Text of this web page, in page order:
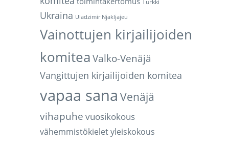
Turkki
Ukraina Uladzimir Njakljajeu
Vainottujen kirjailijoiden
komitea Valko-Venäjä
Vangittujen kirjailijoiden komitea
vapaa sana Venäjä
vihapuhe vuosikokous
vähemmistökieletyleiskokous